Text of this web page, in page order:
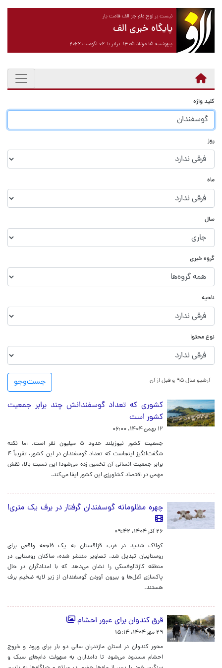
نیست بر لوح دلم جز الف قامت یار
پایگاه خبری الف
پنج‌شنبه ۱۵ مرداد ۱۴۰۵ برابر با ۰۶ آگوست ۲۰۲۶
کلید واژه
روز
ماه
سال
گروه خبری
ناحیه
نوع محتوا
جست‌و‌جو آرشیو سال ۹۵ و قبل از آن
کشوری که تعداد گوسفندانش چند برابر جمعیت
کشور است
۱۲ بهمن ۱۴۰۴، ۰۶:۰۰
جمعیت کشور نیوزیلند حدود ۵ میلیون نفر است. اما نکته
شگفت‌انگیز اینجاست که تعداد گوسفندان در این کشور، تقریباً ۴
برابر جمعیت انسانی آن تخمین زده می‌شود! این نسبت بالا، نقش
مهمی در اقتصاد کشاورزی این کشور ایفا می‌کند.
چهره مظلومانه گوسفندان گرفتار در برف یک متری!
۲۶ آذر ۱۴۰۴، ۰۹:۴۲
کولاک شدید در غرب قزاقستان به یک فاجعه واقعی برای
روستاییان تبدیل شد. تصاویر منتشر شده، ساکنان روستایی در
منطقه کازتالوفسکی را نشان می‌دهد که با امدادگران در حال
پاکسازی آغل‌ها و بیرون آوردن گوسفندان از زیر لایه ضخیم برف
هستند.
قرق کندوان برای عبور احشام
۲۹ مهر ۱۴۰۴، ۱۵:۱۴
محور کندوان در استان مازندران سالی دو بار برای ورود و خروج
احشام مسدود می‌شود تا دامداران به سهولت دام‌های سبک و